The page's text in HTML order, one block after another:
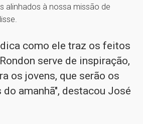
alinhados à nossa missão de
como ele traz os feitos
serve de inspiração,
os jovens, que serão os
amanhã", destacou José